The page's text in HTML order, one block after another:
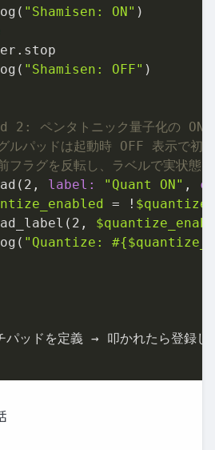
"Shamisen: ON"
"Shamisen: OFF"
2: ペンタトニック量子化の
ルパッドは起動時 OFF 表示で初
フラグを反転し、ラベルで実状態
2 , label: "Quant ON" ,
= !
2 ,
"Quantize: #{
パッドを定義 → 叩かれたら登録